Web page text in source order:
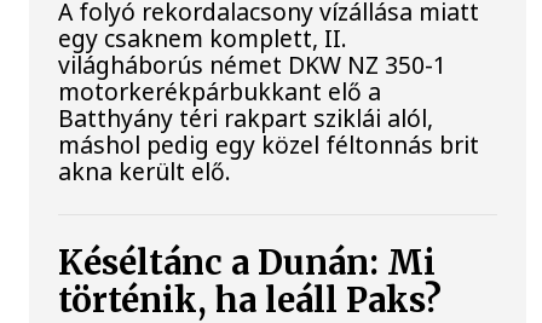
A folyó rekordalacsony vízállása miatt
egy csaknem komplett, II.
világháborús német DKW NZ 350-1
motorkerékpárbukkant elő a
Batthyány téri rakpart sziklái alól,
máshol pedig egy közel féltonnás brit
akna került elő.
Késéltánc a Dunán: Mi
történik, ha leáll Paks?